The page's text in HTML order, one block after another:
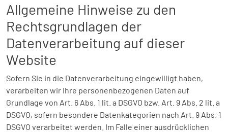
Allgemeine Hinweise zu den
Rechtsgrundlagen der
Datenverarbeitung auf dieser
Website
Sofern Sie in die Datenverarbeitung eingewilligt haben,
verarbeiten wir Ihre personenbezogenen Daten auf
Grundlage von Art. 6 Abs. 1 lit. a DSGVO bzw. Art. 9 Abs. 2 lit. a
DSGVO, sofern besondere Datenkategorien nach Art. 9 Abs. 1
DSGVO verarbeitet werden. Im Falle einer ausdrücklichen